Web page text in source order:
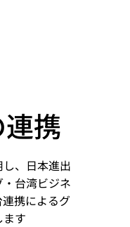
携
、日本進出
台湾ビジネ
携によるグ
す